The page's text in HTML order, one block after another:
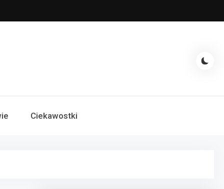
Ciekawostki